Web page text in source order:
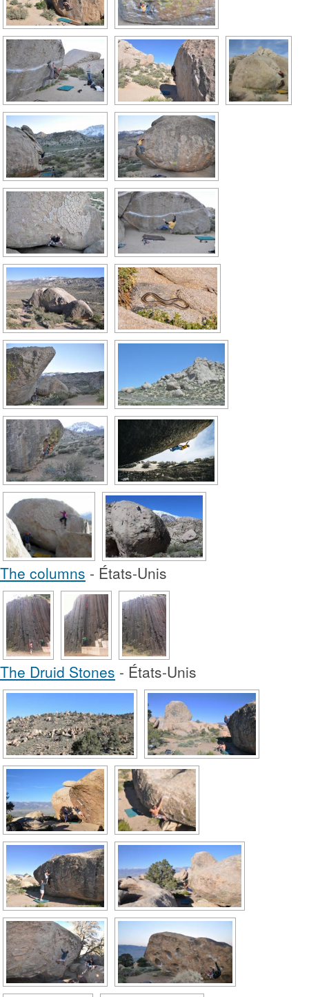
The columns - États-Unis
The Druid Stones - États-Unis